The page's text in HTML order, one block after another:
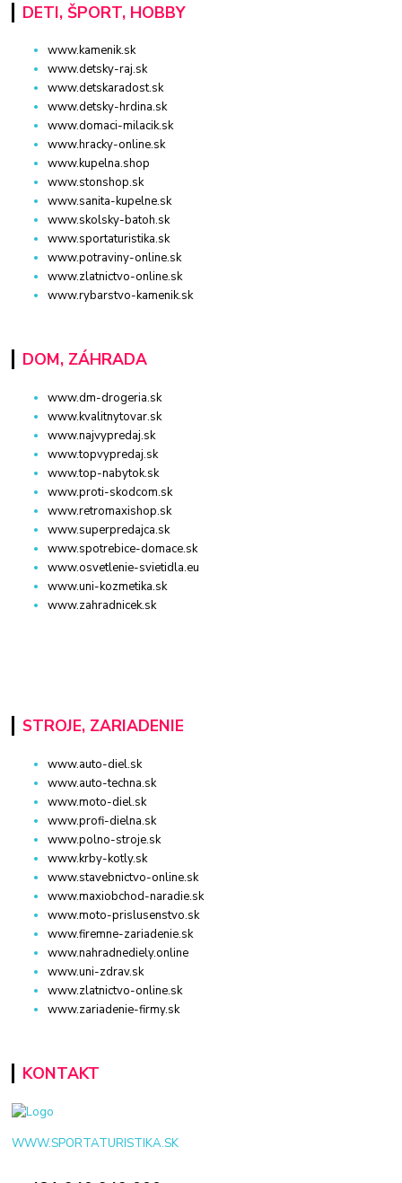
DETI, ŠPORT, HOBBY
www.kamenik.sk
www.detsky-raj.sk
www.detskaradost.sk
www.detsky-hrdina.sk
www.domaci-milacik.sk
www.hracky-online.sk
www.kupelna.shop
www.stonshop.sk
www.sanita-kupelne.sk
www.skolsky-batoh.sk
www.sportaturistika.sk
www.potraviny-online.sk
www.zlatnictvo-online.sk
www.rybarstvo-kamenik.sk
DOM, ZÁHRADA
www.dm-drogeria.sk
www.kvalitnytovar.sk
www.najvypredaj.sk
www.topvypredaj.sk
www.top-nabytok.sk
www.proti-skodcom.sk
www.retromaxishop.sk
www.superpredajca.sk
www.spotrebice-domace.sk
www.osvetlenie-svietidla.eu
www.uni-kozmetika.sk
www.zahradnicek.sk
STROJE, ZARIADENIE
www.auto-diel.sk
www.auto-techna.sk
www.moto-diel.sk
www.profi-dielna.sk
www.polno-stroje.sk
www.krby-kotly.sk
www.stavebnictvo-online.sk
www.maxiobchod-naradie.sk
www.moto-prislusenstvo.sk
www.firemne-zariadenie.sk
www.nahradnediely.online
www.uni-zdrav.sk
www.zlatnictvo-online.sk
www.zariadenie-firmy.sk
KONTAKT
WWW.SPORTATURISTIKA.SK